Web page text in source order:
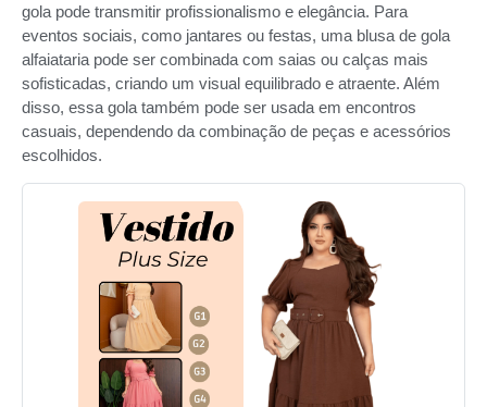
gola pode transmitir profissionalismo e elegância. Para
eventos sociais, como jantares ou festas, uma blusa de gola
alfaiataria pode ser combinada com saias ou calças mais
sofisticadas, criando um visual equilibrado e atraente. Além
disso, essa gola também pode ser usada em encontros
casuais, dependendo da combinação de peças e acessórios
escolhidos.